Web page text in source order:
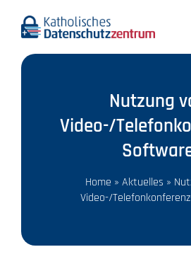
Aktuelles
Nutzung
Video-/
Home » Aktuelles »
Video-/